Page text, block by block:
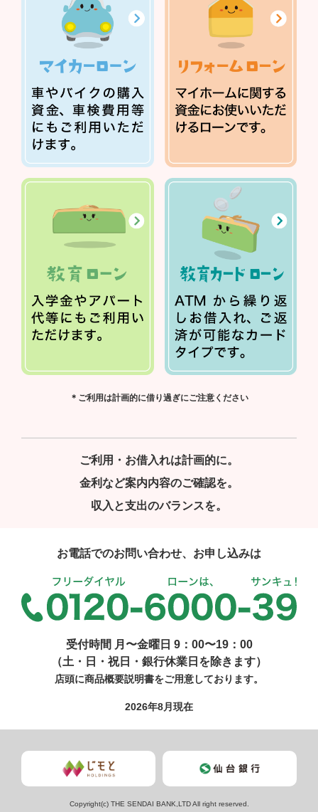
＊ご利用は計画的に借り過ぎにご注意ください
ご利用・お借入れは計画的に。
金利など案内内容のご確認を。
収入と支出のバランスを。
お電話でのお問い合わせ、お申し込みは
受付時間 月〜金曜日 9：00〜19：00
（土・日・祝日・銀行休業日を除きます）
店頭に商品概要説明書をご用意しております。
2026年8月現在
Copyright(c) THE SENDAI BANK,LTD All right reserved.